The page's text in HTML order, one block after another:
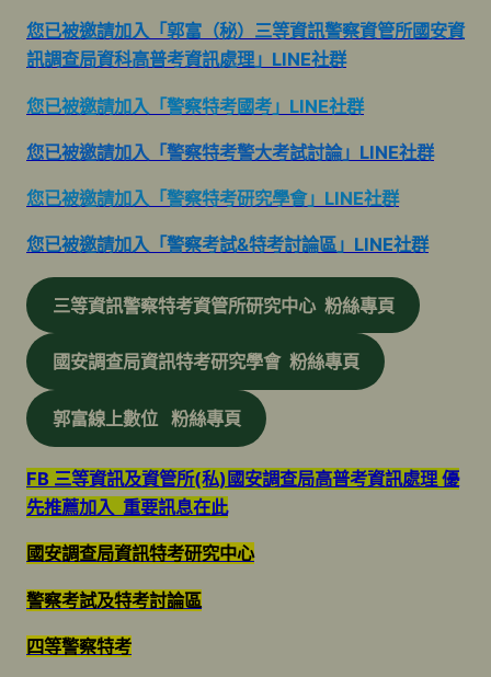
您已被邀請加入「郭富（秘）三等資訊警察資管所國安資
訊調查局資科高普考資訊處理」LINE社群
您已被邀請加入「警察特考國考」LINE社群
您已被邀請加入「警察特考警大考試討論」LINE社群
您已被邀請加入「警察特考研究學會」LINE社群
您已被邀請加入「警察考試&特考討論區」LINE社群
三等資訊警察特考資管所研究中心 粉絲專頁
國安調查局資訊特考研究學會 粉絲專頁
郭富線上數位 粉絲專頁
FB 三等資訊及資管所(私)國安調查局高普考資訊處理 優
先推薦加入 重要訊息在此
國安調查局資訊特考研究中心
警察考試及特考討論區
四等警察特考